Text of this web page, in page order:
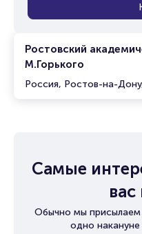
Ростовский
М.Горького
Россия, Ростов-на-
Самые
вас
Обычно мы
одно